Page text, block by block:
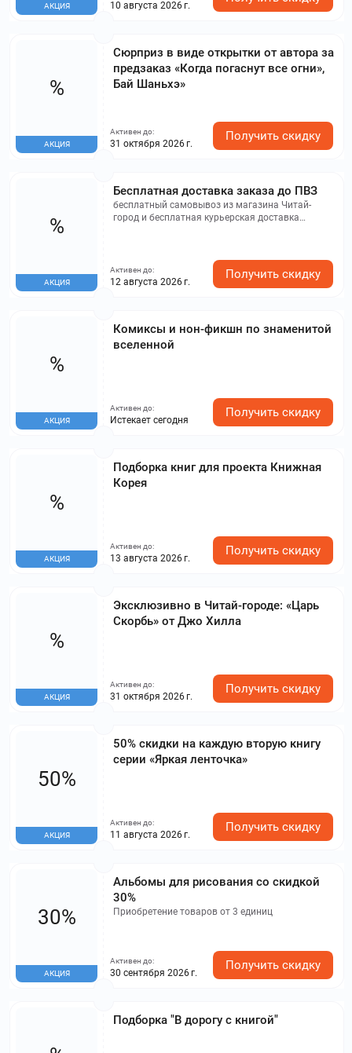
АКЦИЯ 10 августа 2026 г.
Сюрприз в виде открытки от автора за
предзаказ «Когда погаснут все огни»,
Бай Шаньхэ»
%
АКЦИЯ
Активен до:
31 октября 2026 г.
Получить скидку
Бесплатная доставка заказа до ПВЗ
бесплатный самовывоз из магазина Читай-
город и бесплатная курьерская доставка
%
АКЦИЯ
Активен до:
12 августа 2026 г.
Получить скидку
Комиксы и нон-фикшн по знаменитой
вселенной
%
АКЦИЯ
Активен до:
Истекает сегодня
Получить скидку
Подборка книг для проекта Книжная
Корея
%
АКЦИЯ
Активен до:
13 августа 2026 г.
Получить скидку
Эксклюзивно в Читай-городе: «Царь
Скорбь» от Джо Хилла
%
АКЦИЯ
Активен до:
31 октября 2026 г.
Получить скидку
50% скидки на каждую вторую книгу
серии «Яркая ленточка»
50%
АКЦИЯ
Активен до:
11 августа 2026 г.
Получить скидку
Альбомы для рисования со скидкой
30%
Приобретение товаров от 3 единиц
30%
АКЦИЯ
Активен до:
30 сентября 2026 г.
Получить скидку
Подборка "В дорогу с книгой"